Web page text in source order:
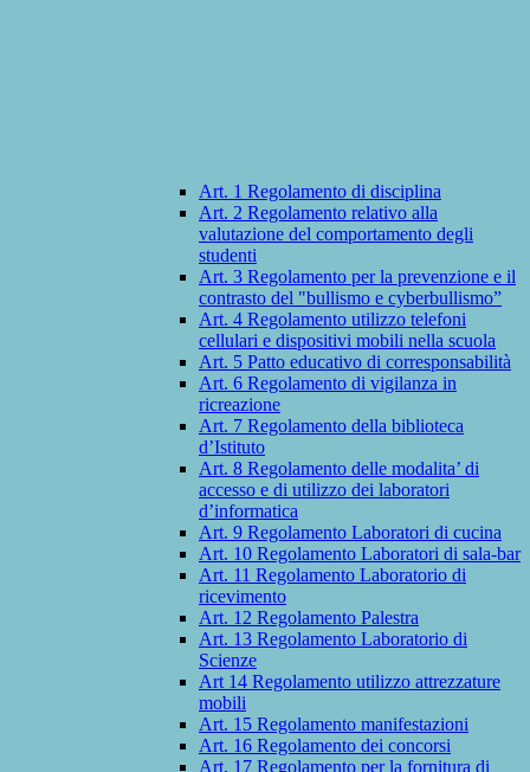
Art. 1 Regolamento di disciplina
Art. 2 Regolamento relativo alla
valutazione del comportamento degli
studenti
Art. 3 Regolamento per la prevenzione e il
contrasto del "bullismo e cyberbullismo”
Art. 4 Regolamento utilizzo telefoni
cellulari e dispositivi mobili nella scuola
Art. 5 Patto educativo di corresponsabilità
Art. 6 Regolamento di vigilanza in
ricreazione
Art. 7 Regolamento della biblioteca
d’Istituto
Art. 8 Regolamento delle modalita’ di
accesso e di utilizzo dei laboratori
d’informatica
Art. 9 Regolamento Laboratori di cucina
Art. 10 Regolamento Laboratori di sala-bar
Art. 11 Regolamento Laboratorio di
ricevimento
Art. 12 Regolamento Palestra
Art. 13 Regolamento Laboratorio di
Scienze
Art 14 Regolamento utilizzo attrezzature
mobili
Art. 15 Regolamento manifestazioni
Art. 16 Regolamento dei concorsi
Art. 17 Regolamento per la fornitura di